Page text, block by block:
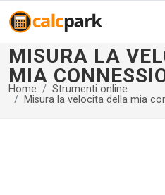
MISURA LA
MIA
Home
Strumenti online
Misura la velocita della mia